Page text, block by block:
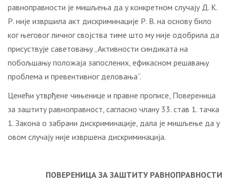
равноправности је мишљења да у конкретном случају Д. К.
Р. није извршила акт дискриминације Р. В. на основу било
ког његовог личног својства тиме што му није одобрила да
присуствује саветовању „Активности синдиката на
побољшању положаја запослених, ефикасном решавању
проблема и превентивног деловања“.
Ценећи утврђене чињенице и правне прописе, Повереница
за заштиту равноправност, сагласно члану 33. став 1. тачка
1. Закона о забрани дискриминације, дала је мишљење да у
овом случају није извршена дискриминација.
ПОВЕРЕНИЦА ЗА ЗАШТИТУ РАВНОПРАВНОСТИ